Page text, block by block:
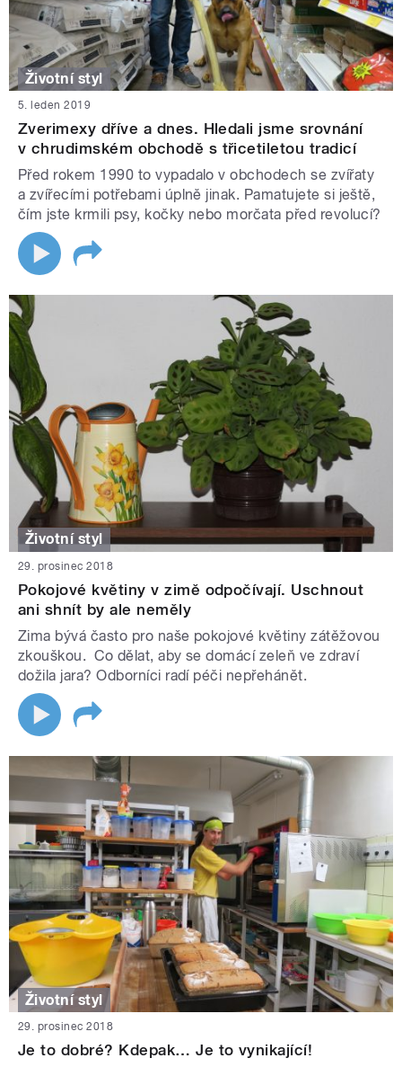
Životní styl
5. leden 2019
Zverimexy dříve a dnes. Hledali jsme srovnání
v chrudimském obchodě s třicetiletou tradicí
Před rokem 1990 to vypadalo v obchodech se zvířaty
a zvířecími potřebami úplně jinak. Pamatujete si ještě,
čím jste krmili psy, kočky nebo morčata před revolucí?
Životní styl
29. prosinec 2018
Pokojové květiny v zimě odpočívají. Uschnout
ani shnít by ale neměly
Zima bývá často pro naše pokojové květiny zátěžovou
zkouškou. Co dělat, aby se domácí zeleň ve zdraví
dožila jara? Odborníci radí péči nepřehánět.
Životní styl
29. prosinec 2018
Je to dobré? Kdepak… Je to vynikající!